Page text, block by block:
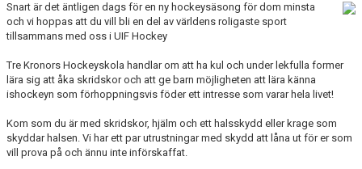
KONTAKT
FÖRSÄKRING
VERKSAMHETEN
BOKA HYLLAN
Snart är det äntligen dags för en ny hockeysäsong för dom minsta
och vi hoppas att du vill bli en del av världens roligaste sport
tillsammans med oss i UIF Hockey
Tre Kronors Hockeyskola handlar om att ha kul och under lekfulla former
lära sig att åka skridskor och att ge barn möjligheten att lära känna
ishockeyn som förhoppningsvis föder ett intresse som varar hela livet!
Kom som du är med skridskor, hjälm och ett halsskydd eller krage som
skyddar halsen. Vi har ett par utrustningar med skydd att låna ut för er som
vill prova på och ännu inte införskaffat.